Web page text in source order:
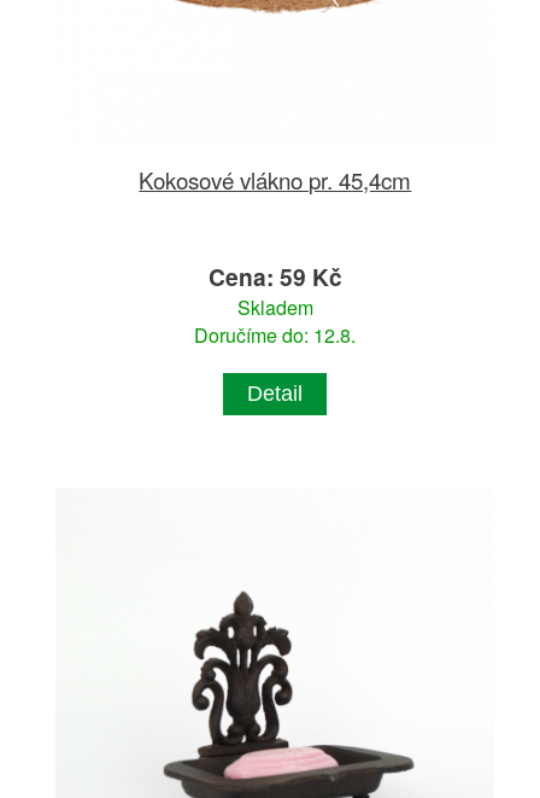
Kokosové vlákno pr. 45,4cm
Cena: 59 Kč
Skladem
Doručíme do: 12.8.
Detail